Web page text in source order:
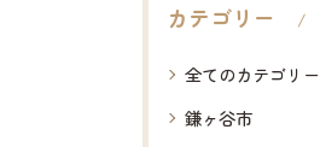
カテゴリー
全てのカテゴリー
鎌ヶ谷市